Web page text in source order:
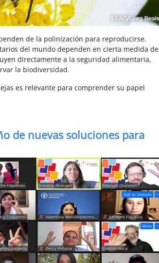
de la polinización para reproducirse.
del mundo dependen en cierta medida de
directamente a la seguridad alimentaria,
la biodiversidad.
es relevante para comprender su papel
de nuevas soluciones para